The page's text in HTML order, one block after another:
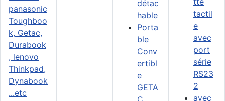
détac
hable
Porta
ble
Conv
ertibl
e
GETA
tactil
e
avec
port
série
RS23
2
avec